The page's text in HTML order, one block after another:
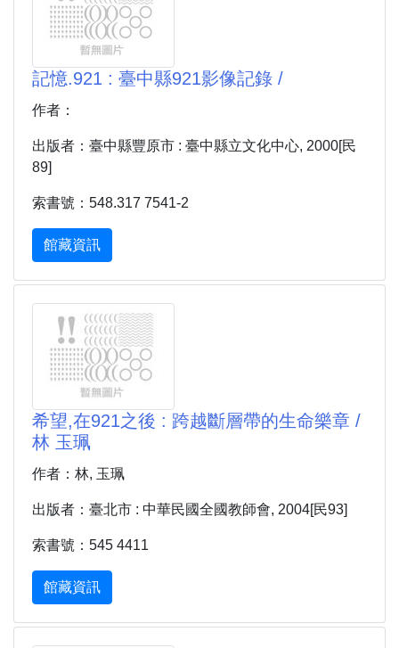
記憶.921 : 臺中縣921影像記錄 /
作者：
出版者：臺中縣豐原市 : 臺中縣立文化中心, 2000[民
89]
索書號：548.317 7541-2
館藏資訊
希望,在921之後 : 跨越斷層帶的生命樂章 /
林 玉珮
作者：林, 玉珮
出版者：臺北市 : 中華民國全國教師會, 2004[民93]
索書號：545 4411
館藏資訊